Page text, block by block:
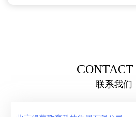
2.有高度的敬业精神，能承受一定
心。热情.真诚.耐心.细心，充满朝
3.对留学行业.国外教育体制及院校
CONTACT
联系我们